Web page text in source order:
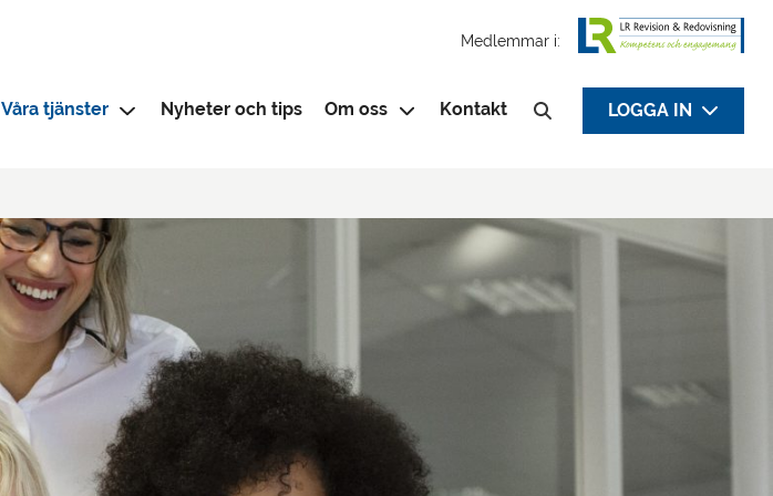
Medlemmar i:
Våra tjänster Nyheter och tips Om oss Kontakt
Sök efter:
LOGGA IN